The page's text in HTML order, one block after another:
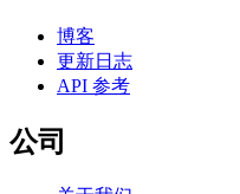
博客
更新日志
API 参考
公司